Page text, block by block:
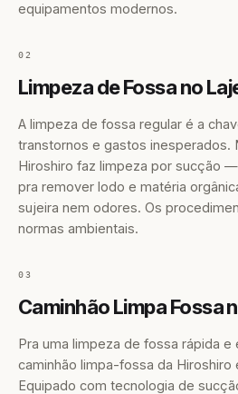
equipamentos modernos.
02
Limpeza de Fossa no
A limpeza de fossa regular é a
transtornos e gastos inesperados.
Hiroshiro faz limpeza por sucção
pra remover lodo e matéria
sujeira nem odores. Os
normas ambientais.
03
Caminhão Limpa Fossa
Pra uma limpeza de fossa rápida e
caminhão limpa-fossa da Hiroshiro
Equipado com tecnologia de